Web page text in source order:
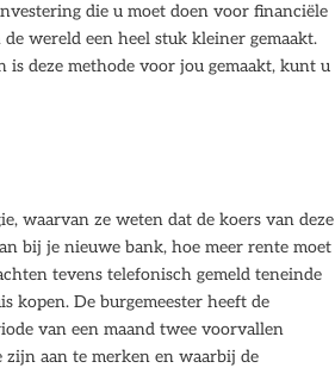
die u moet doen voor financiële
wereld een heel stuk kleiner gemaakt.
deze methode voor jou gemaakt, kunt u
waarvan ze weten dat de koers van deze
bij je nieuwe bank, hoe meer rente moet
tevens telefonisch gemeld teneinde
kopen. De burgemeester heeft de
van een maand twee voorvallen
zijn aan te merken en waarbij de